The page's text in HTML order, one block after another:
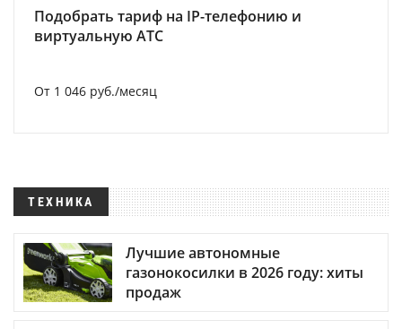
Подобрать тариф на IP-телефонию и
виртуальную АТС
От 1 046 руб./месяц
ТЕХНИКА
Лучшие автономные
газонокосилки в 2026 году: хиты
продаж